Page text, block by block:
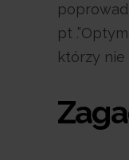
pt
którzy nie